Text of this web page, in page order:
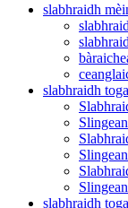
slabhraidh
slabhraidh
slabhraidh